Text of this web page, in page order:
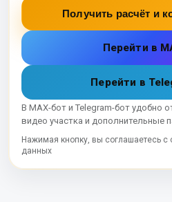
Получить расчёт и
Перейти в
Перейти в
В MAX-бот и Telegram-бот удобно
видео участка и дополнительные
Нажимая кнопку, вы соглашаетесь с
данных